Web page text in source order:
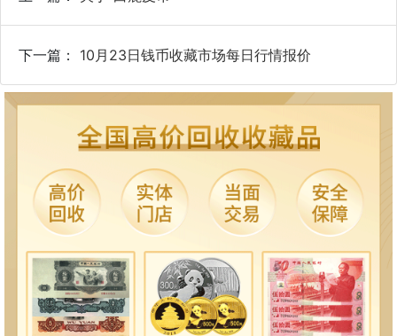
下一篇： 10月23日钱币收藏市场每日行情报价